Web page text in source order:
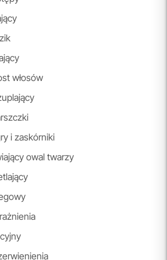
włosów
i zaskórniki
owal twarzy